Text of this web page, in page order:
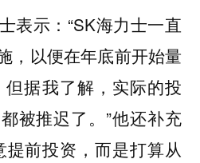
表示：“SK海力士一直
，以便在年底前开始量
但据我了解，实际的投
被推迟了。”他还补充
提前投资，而是打算从